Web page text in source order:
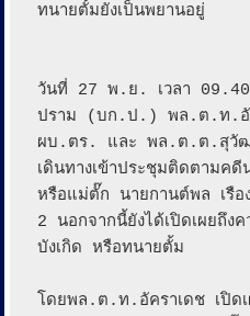
ทนายตั้มยังเป็นพยานอยู่
วันที่ 27 พ.ย. เวลา 09.40
ปราม (บก.ป.) พล.ต.ท.อัค
ผบ.ตร. และ พล.ต.ต.สุวั
เดินทางเข้าประชุมติดตาม
หรือแม่ตั๊ก นายกานต์พล เรือ
2 นอกจากนี้ยังได้เปิดเผยถึง
บังเกิด หรือทนายตั้ม
โดยพล.ต.ท.อัคราเดช เปิด